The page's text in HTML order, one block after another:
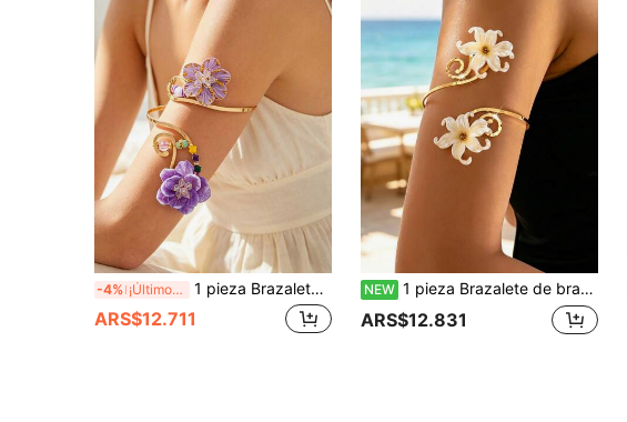
-4% ¡Últimos 3 días 1 pieza Brazalete abierto de flor púrpura suave, anillo de brazo con textura de pétalos 3D martillada, accesorio de diseño de nicho
ARS$12.711
NEW 1 pieza Brazalete de brazo con flor de lirio blanco exagerada en flor, diseño de nicho, brazalete de metal para el brazo, accesorio de estilo de vacaciones en la playa
ARS$12.831